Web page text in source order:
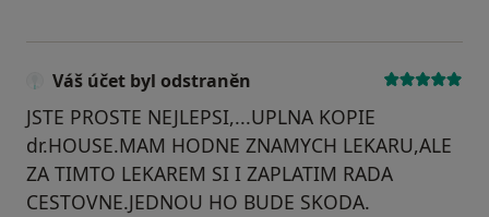
Váš účet byl odstraněn
JSTE PROSTE NEJLEPSI,...UPLNA KOPIE
dr.HOUSE.MAM HODNE ZNAMYCH LEKARU,ALE
ZA TIMTO LEKAREM SI I ZAPLATIM RADA
CESTOVNE.JEDNOU HO BUDE SKODA.